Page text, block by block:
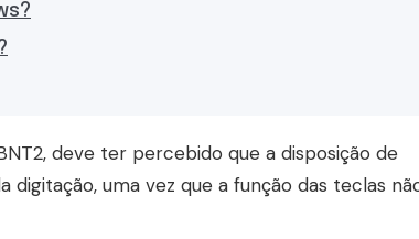
deve ter percebido que a disposição de
uma vez que a função das teclas